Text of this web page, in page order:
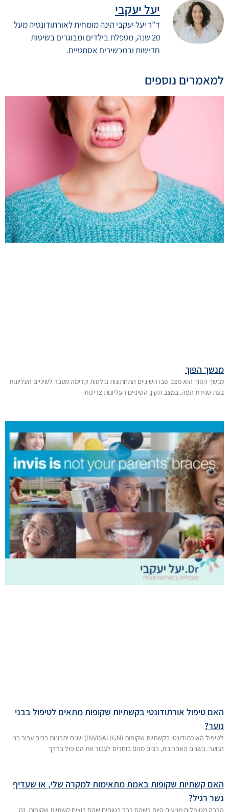
יעל יעקבי
ד”ר יעל יעקבי הינה מומחית לאורתודונטיה מעל
20 שנה, מטפלת בילדים ומבוגרים בשיטות
חדישות ובמכשירים אסתטיים.
למאמרים נוספים
מנשך הפוך
מנשך הפוך הוא מצב שבו השיניים התחתונות בולטות קדימה מעבר לשיניים העליונות
בעת סגירת הפה. במצב תקין, השיניים העליונות צריכות
האם טיפול אורתודונטי בקשתיות שקופות מתאים לטיפול בבני
נוער?
לטיפול האורתודונטי בקשתיות שקופות (INVISALIGN) ישנם יתרונות רבים עבור בני
הנוער. בשנים האחרונות, רבים מהם בוחרים לעבור את הטיפול בדרך
האם קשתיות שקופות באמת מתאימות למקרה שלי, או שעדיף
גשר רגיל?
הרבה מטופלים מגיעים היום כשהם כבר בטוחים שהם רוצים קשתיות שקופות. זה